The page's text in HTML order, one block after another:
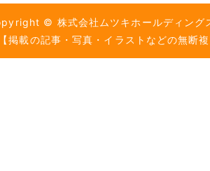
© 株式会社ムツキホールディン
掲載の記事・写真・イラストなどの無断